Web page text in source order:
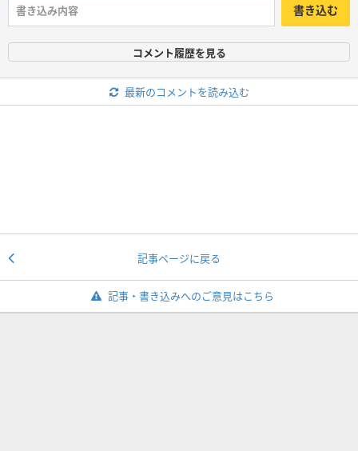
書き込む
コメント履歴を見る
最新のコメントを読み込む
記事ページに戻る
記事・書き込みへのご意見はこちら